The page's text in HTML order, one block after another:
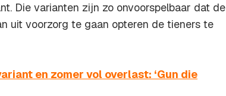
Die varianten zijn zo onvoorspelbaar dat de
uit voorzorg te gaan opteren de tieners te
en zomer vol overlast: ‘Gun die